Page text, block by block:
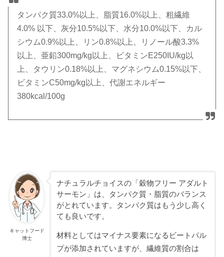
タンパク質33.0%以上、脂質16.0%以上、粗繊維
4.0% 以下、灰分10.5%以下、水分10.0%以下、カル
シウム0.9%以上、リン0.8%以上、リノール酸3.3%
以上、亜鉛300mg/kg以上、ビタミンE250IU/kg以
上、タウリン0.18%以上、マグネシウム0.15%以下、
ビタミンC50mg/kg以上、代謝エネルギー
380kcal/100g
キャットフード
博士
ナチュラルチョイスの「穀物フリー アダルト
サーモン」は、タンパク質・脂質のバランス
がとれています。タンパク質はもう少し高く
ても良いです。
材料としてはマイナス要素になるビートパル
プが添加されていますが、繊維質の割合は